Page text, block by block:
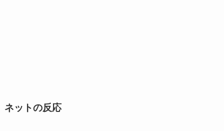
ネットの反応